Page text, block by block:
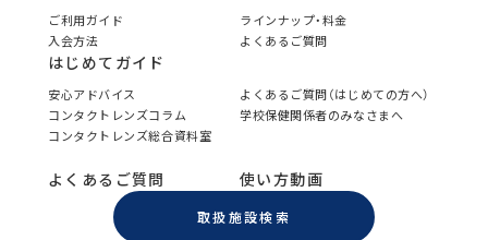
ご利用ガイド
ラインナップ・料金
入会方法
よくあるご質問
はじめてガイド
安心アドバイス
よくあるご質問（はじめての方へ）
コンタクトレンズコラム
学校保健関係者のみなさまへ
コンタクトレンズ総合資料室
よくあるご質問 使い方動画
取扱施設検索